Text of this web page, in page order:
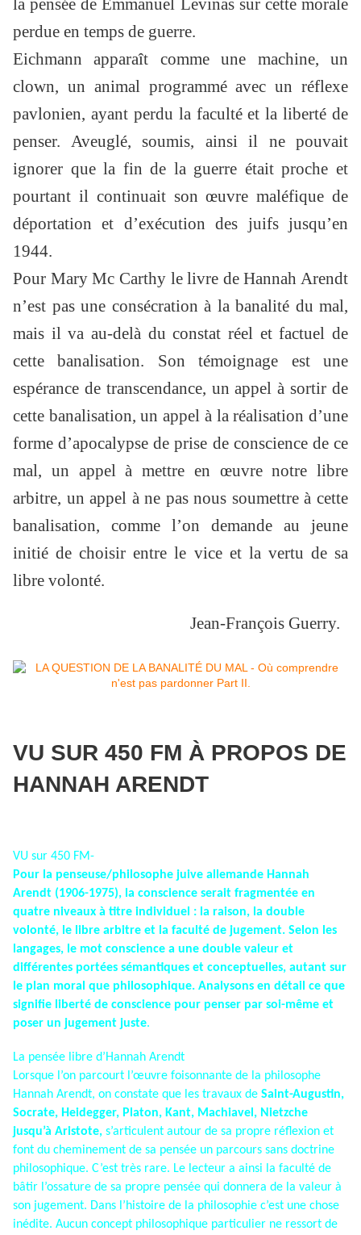
la pensée de Emmanuel Levinas sur cette morale
perdue en temps de guerre.
Eichmann apparaît comme une machine, un
clown, un animal programmé avec un réflexe
pavlonien, ayant perdu la faculté et la liberté de
penser. Aveuglé, soumis, ainsi il ne pouvait
ignorer que la fin de la guerre était proche et
pourtant il continuait son œuvre maléfique de
déportation et d’exécution des juifs jusqu’en
1944.
Pour Mary Mc Carthy le livre de Hannah Arendt
n’est pas une consécration à la banalité du mal,
mais il va au-delà du constat réel et factuel de
cette banalisation. Son témoignage est une
espérance de transcendance, un appel à sortir de
cette banalisation, un appel à la réalisation d’une
forme d’apocalypse de prise de conscience de ce
mal, un appel à mettre en œuvre notre libre
arbitre, un appel à ne pas nous soumettre à cette
banalisation, comme l’on demande au jeune
initié de choisir entre le vice et la vertu de sa
libre volonté.
Jean-François Guerry.
VU SUR 450 FM À PROPOS DE
HANNAH ARENDT
VU sur 450 FM-
Pour la penseuse/philosophe juive allemande Hannah
Arendt (1906-1975), la conscience serait fragmentée en
quatre niveaux à titre individuel : la raison, la double
volonté, le libre arbitre et la faculté de jugement. Selon les
langages, le mot conscience a une double valeur et
différentes portées sémantiques et conceptuelles, autant sur
le plan moral que philosophique. Analysons en détail ce que
signifie liberté de conscience pour penser par soi-même et
poser un jugement juste.
La pensée libre d’Hannah Arendt
Lorsque l’on parcourt l’œuvre foisonnante de la philosophe
Hannah Arendt, on constate que les travaux de Saint-Augustin,
Socrate, Heidegger, Platon, Kant, Machiavel, Nietzche
jusqu’à Aristote, s’articulent autour de sa propre réflexion et
font du cheminement de sa pensée un parcours sans doctrine
philosophique. C’est très rare. Le lecteur a ainsi la faculté de
bâtir l’ossature de sa propre pensée qui donnera de la valeur à
son jugement. Dans l’histoire de la philosophie c’est une chose
inédite. Aucun concept philosophique particulier ne ressort de